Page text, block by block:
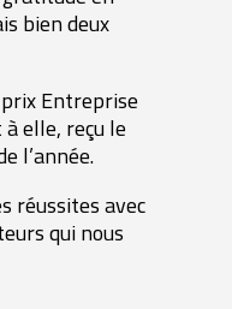
bien deux
prix Entreprise
elle, reçu le
l’année.
réussites avec
qui nous